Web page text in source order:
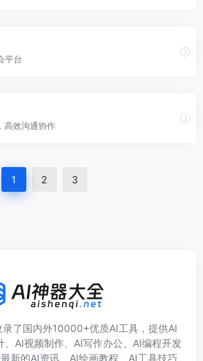
平台
高效沟通协作
1 2 3
录了国内外10000+优质AI工具，提供AI
、AI视频制作、AI写作办公、AI编程开发
新的AI资讯、AI绘画教程、AI工具技巧